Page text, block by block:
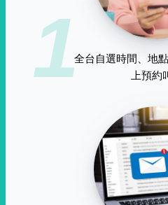
1全台自選時間、地
上預約